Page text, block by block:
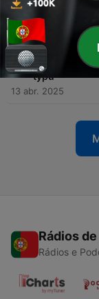
68 -
letech? Pro
07 jun. 2026
67 - Vážil jsem
typu
13 abr. 2025
Rádios
Rádios e